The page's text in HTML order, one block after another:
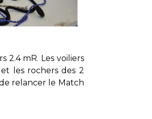
2.4 mR. Les voiliers
les rochers des 2
relancer le Match